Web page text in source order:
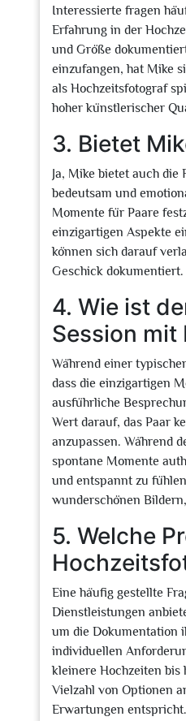
Interessierte fragen
Erfahrung in der
und Größe
einzufangen, hat Mike
als Hochzeitsfotograf
hoher künstlerischer
3. Bietet
Ja, Mike bietet auch
bedeutsam und
Momente für Paare
einzigartigen Aspekte
können sich darauf
Geschick dokumentiert.
4. Wie ist
Session mit
Während einer
dass die einzigartigen
ausführliche
Wert darauf, das Paar
anzupassen. Während
spontane Momente
und entspannt zu
wunderschönen
5. Welche
Eine häufig gestellte
Dienstleistungen
um die Dokumentation
individuellen
kleinere Hochzeiten bis
Vielzahl von Optionen
Erwartungen